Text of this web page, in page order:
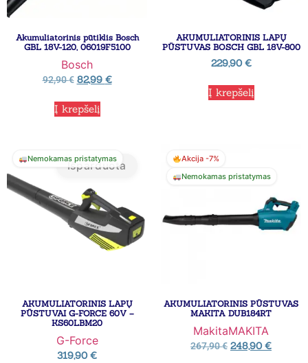
Akumuliatorinis pūtiklis Bosch
GBL 18V-120, 06019F5100
Bosch
92,90€ 82,99 €
Į krepšelį
AKUMULIATORINIS LAPŲ
PŪSTUVAS BOSCH GBL 18V-800
229,90€
Į krepšelį
Nemokamas pristatymas
Išparduota
AKUMULIATORINIS LAPŲ
PŪSTUVAI G-FORCE 60V –
KS60LBM20
G-Force
319,90€
Akcija -7%
Nemokamas pristatymas
AKUMULIATORINIS PŪSTUVAS
MAKITA DUB184RT
MakitaMAKITA
267,90€ 248,90€